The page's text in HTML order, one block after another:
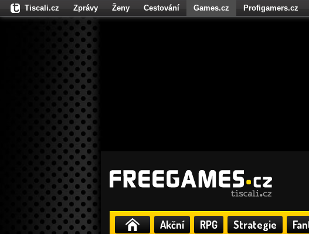
Akční RPG Strategie
Tiscali.cz Zprávy Ženy Cestování Games.cz Profigamers.cz
Fights.cz